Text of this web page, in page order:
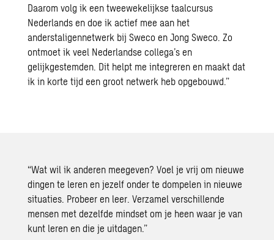
Daarom volg ik een tweewekelijkse taalcursus
Nederlands en doe ik actief mee aan het
anderstaligennetwerk bij Sweco enJong Sweco. Zo
ontmoet ik veel Nederlandse collega’s en
gelijkgestemden. Dit helpt me integreren en maakt dat
ik in korte tijd een groot netwerk heb opgebouwd.”
“Wat wil ik anderen meegeven? Voel je vrij om nieuwe
dingen te leren en jezelf onder te dompelen in nieuwe
situaties. Probeer en leer. Verzamel verschillende
mensen met dezelfde mindset om je heen waar je van
kunt leren en die je uitdagen.”